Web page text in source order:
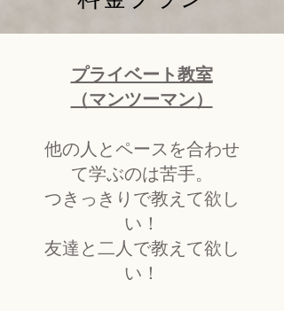
プライベート教室
（マンツーマン）
他の人とペースを合わせ
て学ぶのは苦手。
つきっきりで教えて欲し
い！
友達と二人で教えて欲し
い！